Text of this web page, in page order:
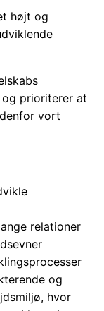
højt og
og prioriterer at
vort
relationer
og
hvor